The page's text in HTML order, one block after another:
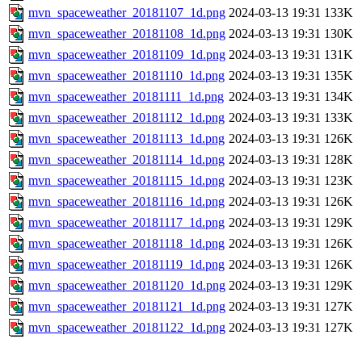
mvn_spaceweather_20181107_1d.png 2024-03-13 19:31 133K
mvn_spaceweather_20181108_1d.png 2024-03-13 19:31 130K
mvn_spaceweather_20181109_1d.png 2024-03-13 19:31 131K
mvn_spaceweather_20181110_1d.png 2024-03-13 19:31 135K
mvn_spaceweather_20181111_1d.png 2024-03-13 19:31 134K
mvn_spaceweather_20181112_1d.png 2024-03-13 19:31 133K
mvn_spaceweather_20181113_1d.png 2024-03-13 19:31 126K
mvn_spaceweather_20181114_1d.png 2024-03-13 19:31 128K
mvn_spaceweather_20181115_1d.png 2024-03-13 19:31 123K
mvn_spaceweather_20181116_1d.png 2024-03-13 19:31 126K
mvn_spaceweather_20181117_1d.png 2024-03-13 19:31 129K
mvn_spaceweather_20181118_1d.png 2024-03-13 19:31 126K
mvn_spaceweather_20181119_1d.png 2024-03-13 19:31 126K
mvn_spaceweather_20181120_1d.png 2024-03-13 19:31 129K
mvn_spaceweather_20181121_1d.png 2024-03-13 19:31 127K
mvn_spaceweather_20181122_1d.png 2024-03-13 19:31 127K